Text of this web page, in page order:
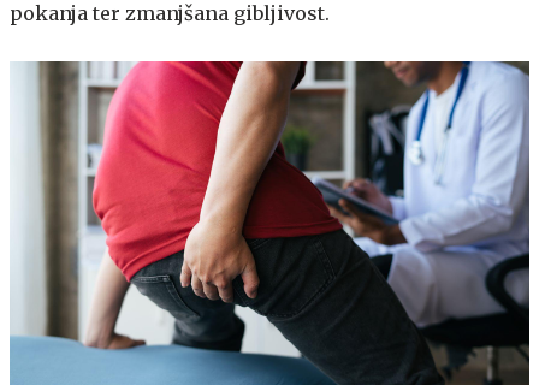
pokanja ter zmanjšana gibljivost.